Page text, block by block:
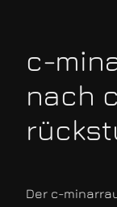
c-
nach
Der c-